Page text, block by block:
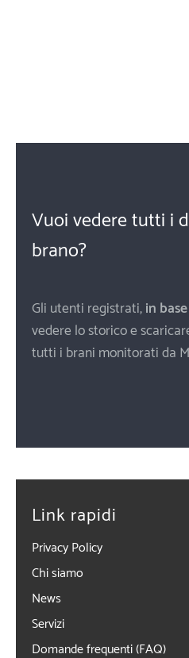
Vuoi vedere tutti i
brano?
Gli utenti registrati,in
vedere lo storico e
tutti i brani monitorati da
Link rapidi
Privacy Policy
Chi siamo
News
Servizi
Domande frequenti (FAQ)